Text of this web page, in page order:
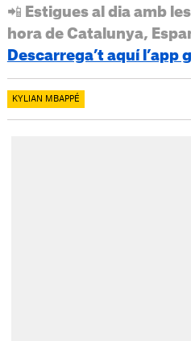
📲 Estigues al dia amb
hora de Catalunya,
Descarrega’t aquí l’app
KYLIAN MBAPPÉ